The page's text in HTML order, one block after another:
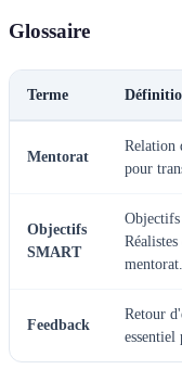
Glossaire
Terme
Mentorat
Relation
pour
Objectifs
SMART
Objectifs
mentorat.
Feedback
Retour